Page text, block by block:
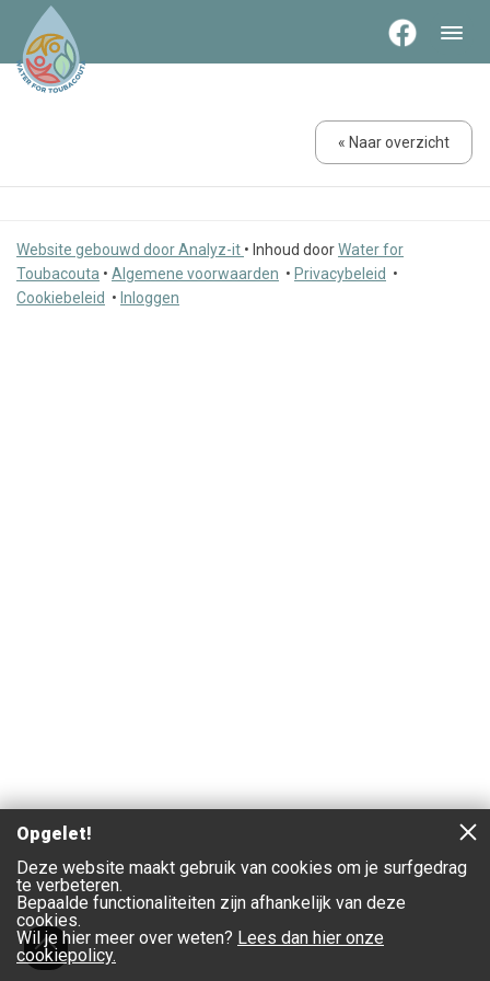
« Naar overzicht
Website gebouwd door Analyz-it • Inhoud doorWater for
Toubacouta • Algemene voorwaarden • Privacybeleid •
Cookiebeleid • Inloggen
Opgelet!
Deze website maakt gebruik van cookies om je surfgedrag
te verbeteren.
Bepaalde functionaliteiten zijn afhankelijk van deze
cookies.
Wil je hier meer over weten? Lees dan hier onze
cookiepolicy.